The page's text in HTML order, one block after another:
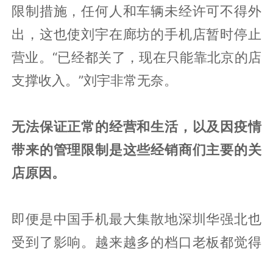
限制措施，任何人和车辆未经许可不得外
出，这也使刘宇在廊坊的手机店暂时停止
营业。“已经都关了，现在只能靠北京的店
支撑收入。”刘宇非常无奈。
无法保证正常的经营和生活，以及因疫情
带来的管理限制是这些经销商们主要的关
店原因。
即便是中国手机最大集散地深圳华强北也
受到了影响。越来越多的档口老板都觉得